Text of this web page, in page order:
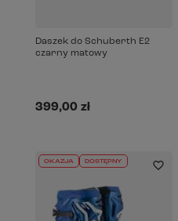
Daszek do Schuberth E2
czarny matowy
399,00 zł
OKAZJA DOSTĘPNY